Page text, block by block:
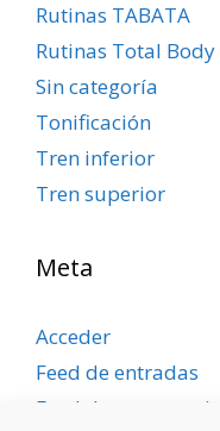
Rutinas TABATA
Rutinas Total Body
Sin categoría
Tonificación
Tren inferior
Tren superior
Meta
Acceder
Feed de entradas
Feed de comentarios